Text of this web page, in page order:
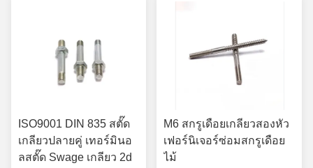
ISO9001 DIN 835 สตั๊ด
เกลียวปลายคู่ เทอร์มินอ
ลสตั๊ด Swage เกลียว 2d
M6 สกรูเดือยเกลียวสองหัว
เฟอร์นิเจอร์ซ่อมสกรูเดือย
ไม้